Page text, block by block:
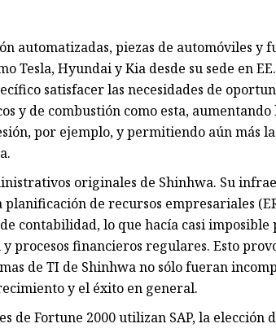
automatizadas, piezas de automóviles y
Tesla, Hyundai y Kia desde su sede en
satisfacer las necesidades de
y de combustión como esta, aumentando
por ejemplo, y permitiendo aún más
originales de Shinhwa. Su
de recursos empresariales
contabilidad, lo que hacía casi imposible
procesos financieros regulares. Esto
de TI de Shinhwa no sólo fueran
y el éxito en general.
de Fortune 2000 utilizan SAP, la elección